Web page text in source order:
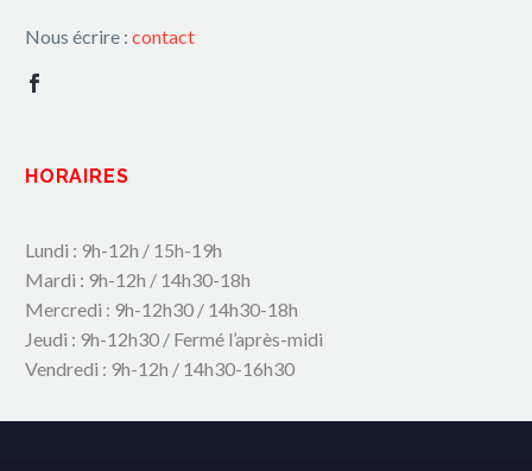
Nous écrire : contact
HORAIRES
Lundi : 9h-12h / 15h-19h
Mardi : 9h-12h / 14h30-18h
Mercredi : 9h-12h30 / 14h30-18h
Jeudi : 9h-12h30 / Fermé l’après-midi
Vendredi : 9h-12h / 14h30-16h30